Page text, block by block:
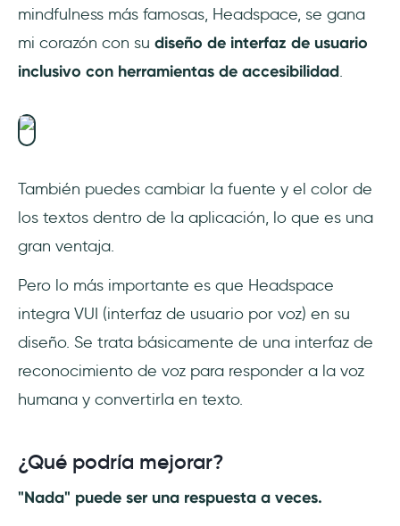
mindfulness más famosas, Headspace, se gana
mi corazón con su diseño de interfaz de usuario
inclusivo con herramientas de accesibilidad.
También puedes cambiar la fuente y el color de
los textos dentro de la aplicación, lo que es una
gran ventaja.
Pero lo más importante es que Headspace
integra VUI (interfaz de usuario por voz) en su
diseño. Se trata básicamente de una interfaz de
reconocimiento de voz para responder a la voz
humana y convertirla en texto.
¿Qué podría mejorar?
"Nada" puede ser una respuesta a veces.